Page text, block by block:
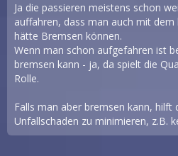
Ja die passieren meistens schon
auffahren, dass man auch mit
hätte Bremsen können.
Wenn man schon aufgefahren ist
bremsen kann - ja, da spielt die
Rolle.
Falls man aber bremsen kann, hilft
Unfallschaden zu minimieren, z.B.